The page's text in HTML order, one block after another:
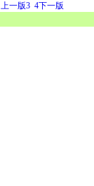
上一版3 4下一版